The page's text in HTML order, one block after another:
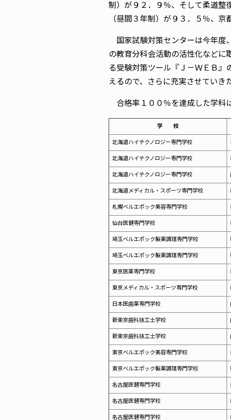
制）が９２．９％、そして柔道
（昼間３年制）が９３．５％、
国家試験対策センターは今年度
の教育分科会活動の活性化などに
る受験対策ツール『Ｊ－ＷＥＢ
えるので、さらに充実させていき
合格率１００％を達成した学科
学 校
北海道ハイテクノロジー専門学校
北海道ハイテクノロジー専門学校
北海道ハイテクノロジー専門学校
北海道メディカル・スポーツ専門学校
札幌ベルエポック美容専門学校
仙台医健専門学校
埼玉ベルエポック製菓調理専門学校
埼玉ベルエポック製菓調理専門学校
東京医薬専門学校
東京メディカル・スポーツ専門学校
日本医歯薬専門学校
新東京歯科技工士学校
新東京歯科技工士学校
東京ベルエポック美容専門学校
東京ベルエポック製菓調理専門学校
名古屋医健専門学校
名古屋医健専門学校
名古屋医健専門学校